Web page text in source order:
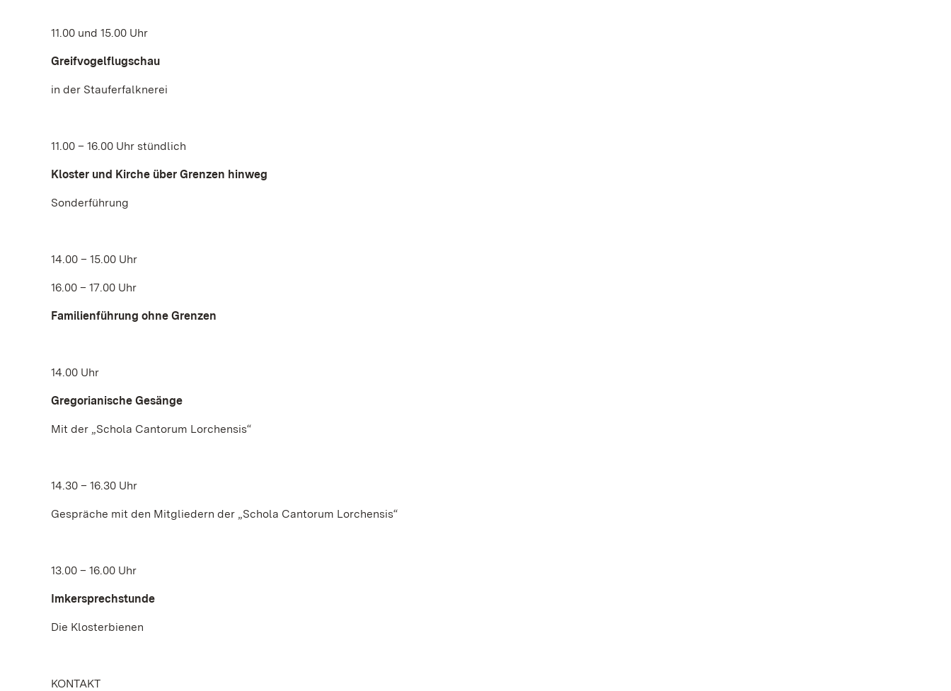
11.00 und 15.00 Uhr
Greifvogelflugschau
in der Stauferfalknerei
11.00 – 16.00 Uhr stündlich
Kloster und Kirche über Grenzen hinweg
Sonderführung
14.00 – 15.00 Uhr
16.00 – 17.00 Uhr
Familienführung ohne Grenzen
14.00 Uhr
Gregorianische Gesänge
Mit der „Schola Cantorum Lorchensis“
14.30 – 16.30 Uhr
Gespräche mit den Mitgliedern der „Schola Cantorum Lorchensis“
13.00 – 16.00 Uhr
Imkersprechstunde
Die Klosterbienen
KONTAKT